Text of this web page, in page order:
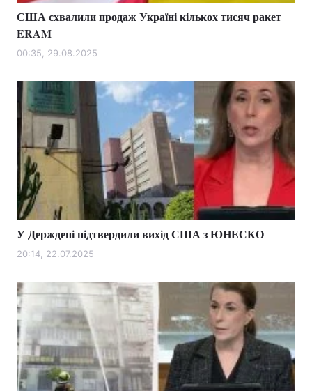
Головна
Україна Політика
Економіка Світ
Спорт Наука
Техно і зв'язок Лайт
США схвалили продаж Україні кількох тисяч ракет
ERAM
00:35, 29.08.2025
У Держдепі підтвердили вихід США з ЮНЕСКО
20:14, 22.07.2025